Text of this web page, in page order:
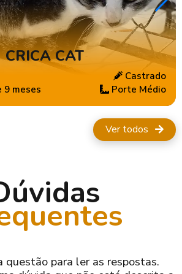
CRICA CAT
Castrado
9 meses
Porte Médio
Ver todos
questão para ler as respostas.